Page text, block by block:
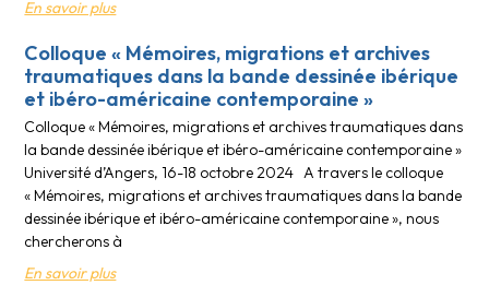
En savoir plus
Colloque « Mémoires, migrations et archives
traumatiques dans la bande dessinée ibérique
et ibéro-américaine contemporaine »
Colloque « Mémoires, migrations et archives traumatiques dans
la bande dessinée ibérique et ibéro-américaine contemporaine »
Université d’Angers, 16-18 octobre 2024 A travers le colloque
« Mémoires, migrations et archives traumatiques dans la bande
dessinée ibérique et ibéro-américaine contemporaine », nous
chercherons à
En savoir plus